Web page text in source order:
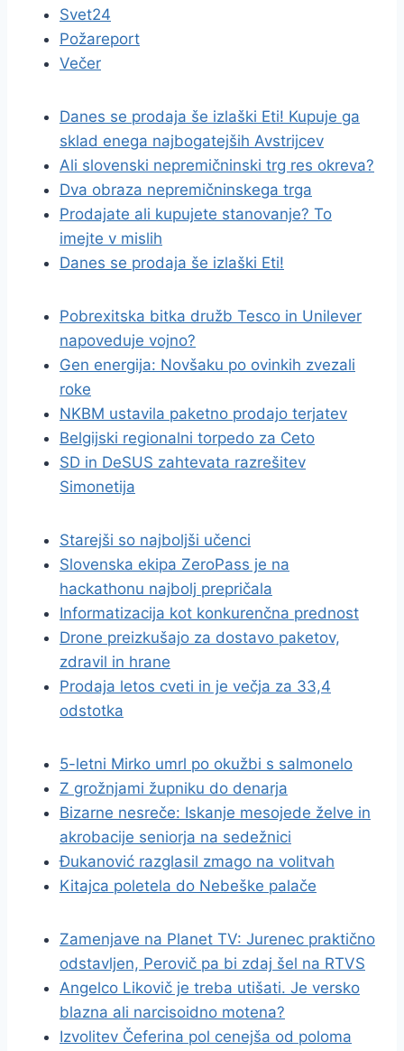
Svet24
Požareport
Večer
Danes se prodaja še izlaški Eti! Kupuje ga
sklad enega najbogatejših Avstrijcev
Ali slovenski nepremičninski trg res okreva?
Dva obraza nepremičninskega trga
Prodajate ali kupujete stanovanje? To
imejte v mislih
Danes se prodaja še izlaški Eti!
Pobrexitska bitka družb Tesco in Unilever
napoveduje vojno?
Gen energija: Novšaku po ovinkih zvezali
roke
NKBM ustavila paketno prodajo terjatev
Belgijski regionalni torpedo za Ceto
SD in DeSUS zahtevata razrešitev
Simonetija
Starejši so najboljši učenci
Slovenska ekipa ZeroPass je na
hackathonu najbolj prepričala
Informatizacija kot konkurenčna prednost
Drone preizkušajo za dostavo paketov,
zdravil in hrane
Prodaja letos cveti in je večja za 33,4
odstotka
5-letni Mirko umrl po okužbi s salmonelo
Z grožnjami župniku do denarja
Bizarne nesreče: Iskanje mesojede želve in
akrobacije seniorja na sedežnici
Đukanović razglasil zmago na volitvah
Kitajca poletela do Nebeške palače
Zamenjave na Planet TV: Jurenec praktično
odstavljen, Perovič pa bi zdaj šel na RTVS
Angelco Likovič je treba utišati. Je versko
blazna ali narcisoidno motena?
Izvolitev Čeferina pol cenejša od poloma